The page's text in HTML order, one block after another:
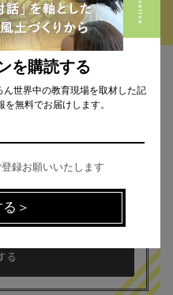
意します。
を購読する
世界中の教育現場を取材した記
無料でお届けします。
録お願いいたします